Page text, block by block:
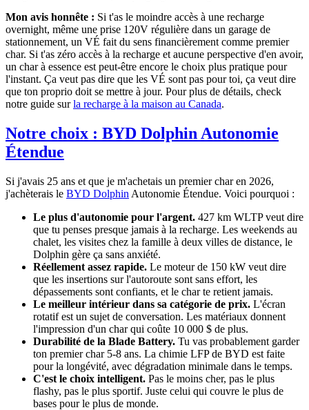
Mon avis honnête : Si t'as le moindre accès à une recharge
overnight, même une prise 120V régulière dans un garage de
stationnement, un VÉ fait du sens financièrement comme premier
char. Si t'as zéro accès à la recharge et aucune perspective d'en avoir,
un char à essence est peut-être encore le choix plus pratique pour
l'instant. Ça veut pas dire que les VÉ sont pas pour toi, ça veut dire
que ton proprio doit se mettre à jour. Pour plus de détails, check
notre guide surla recharge à la maison au Canada.
Notre choix : BYD Dolphin Autonomie
Étendue
Si j'avais 25 ans et que je m'achetais un premier char en 2026,
j'achèterais le BYD Dolphin Autonomie Étendue. Voici pourquoi :
Le plus d'autonomie pour l'argent. 427 km WLTP veut dire
que tu penses presque jamais à la recharge. Les weekends au
chalet, les visites chez la famille à deux villes de distance, le
Dolphin gère ça sans anxiété.
Réellement assez rapide. Le moteur de 150 kW veut dire
que les insertions sur l'autoroute sont sans effort, les
dépassements sont confiants, et le char te retient jamais.
Le meilleur intérieur dans sa catégorie de prix. L'écran
rotatif est un sujet de conversation. Les matériaux donnent
l'impression d'un char qui coûte 10 000 $ de plus.
Durabilité de la Blade Battery. Tu vas probablement garder
ton premier char 5-8 ans. La chimie LFP de BYD est faite
pour la longévité, avec dégradation minimale dans le temps.
C'est le choix intelligent. Pas le moins cher, pas le plus
flashy, pas le plus sportif. Juste celui qui couvre le plus de
bases pour le plus de monde.